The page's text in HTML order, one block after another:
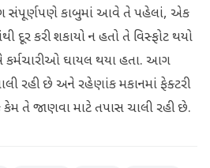
સંપૂર્ણપણે કાબુમાં આવે તે પહેલાં, એક
દૂર કરી શકાયો ન હતો તે વિસ્ફોટ થયો
કર્મચારીઓ ઘાયલ થયા હતા. આગ
રહી છે અને રહેણાંક મકાનમાં ફેક્ટરી
કેમ તે જાણવા માટે તપાસ ચાલી રહી છે.